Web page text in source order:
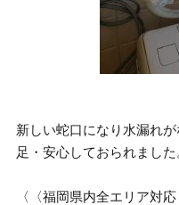
新しい蛇口になり水漏れ
足・安心しておられました
〈〈福岡県内全エリア対応